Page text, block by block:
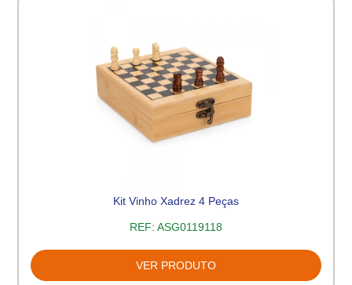
Kit Vinho Xadrez 4 Peças
REF: ASG0119118
VER PRODUTO